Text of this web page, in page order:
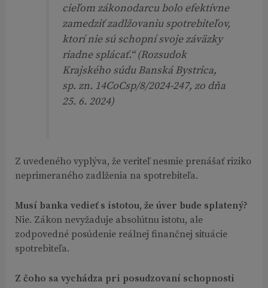
cieľom zákonodarcu bolo efektívne
zamedziť zadlžovaniu spotrebiteľov,
ktorí nie sú schopní svoje záväzky
riadne splácať.“(Rozsudok
Krajského súdu Banská Bystrica,
sp. zn. 14CoCsp/8/2024-247, zo dňa
25. 6. 2024)
Z uvedeného vyplýva, že veriteľ nesmie prenášať riziko
neprimeraného zadlženia na spotrebiteľa.
Musí banka vedieť s istotou, že úver bude splatený?
Nie. Zákon nevyžaduje absolútnu istotu, ale
zodpovedné posúdenie reálnej finančnej situácie
spotrebiteľa.
Z čoho sa vychádza pri posudzovaní schopnosti